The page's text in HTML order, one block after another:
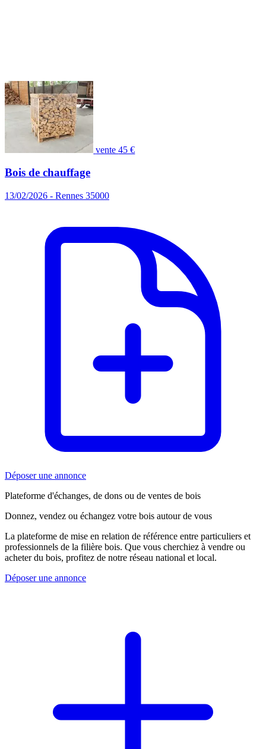
vente45 €
Bois de chauffage
13/02/2026 - Rennes 35000
Déposer une annonce
Plateforme d'échanges, de dons ou de ventes de bois
Donnez, vendez ou échangez votre bois autour de vous
La plateforme de mise en relation de référence entre particuliers et
professionnels de la filière bois. Que vous cherchiez à vendre ou
acheter du bois, profitez de notre réseau national et local.
Déposer une annonce